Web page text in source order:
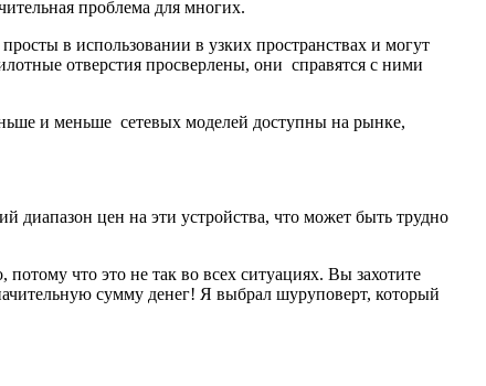
проблема для многих.
в использовании в узких пространствах и могут
отверстия просверлены, они справятся с ними
и меньше сетевых моделей доступны на рынке,
диапазон цен на эти устройства, что может быть трудно
что это не так во всех ситуациях. Вы захотите
сумму денег! Я выбрал шуруповерт, который